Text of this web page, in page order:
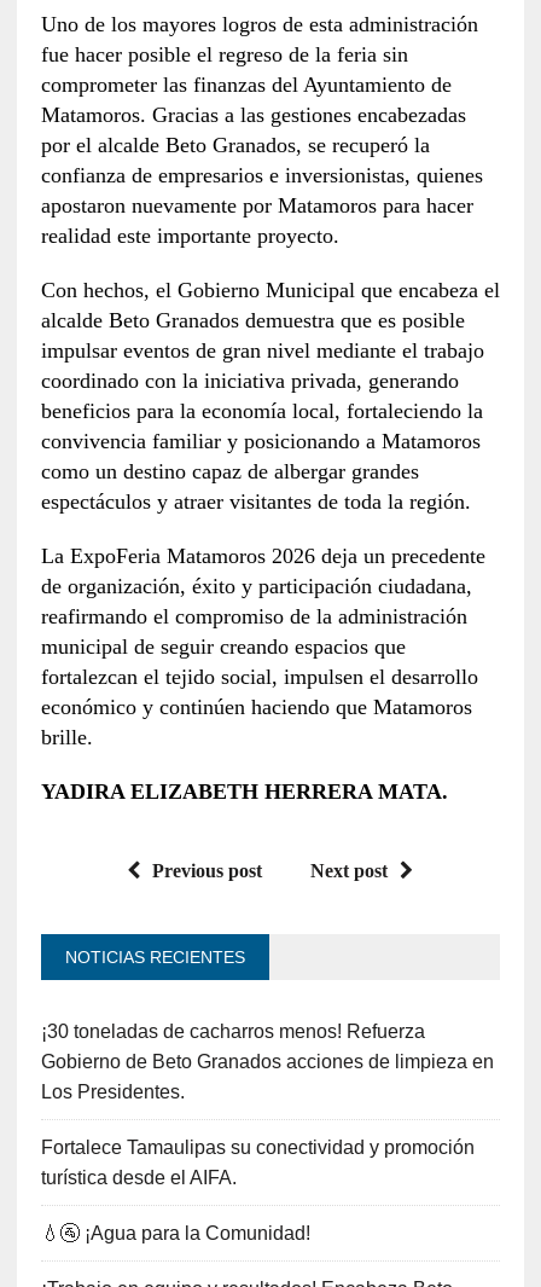
Uno de los mayores logros de esta administración
fue hacer posible el regreso de la feria sin
comprometer las finanzas del Ayuntamiento de
Matamoros. Gracias a las gestiones encabezadas
por el alcalde Beto Granados, se recuperó la
confianza de empresarios e inversionistas, quienes
apostaron nuevamente por Matamoros para hacer
realidad este importante proyecto.
Con hechos, el Gobierno Municipal que encabeza el
alcalde Beto Granados demuestra que es posible
impulsar eventos de gran nivel mediante el trabajo
coordinado con la iniciativa privada, generando
beneficios para la economía local, fortaleciendo la
convivencia familiar y posicionando a Matamoros
como un destino capaz de albergar grandes
espectáculos y atraer visitantes de toda la región.
La ExpoFeria Matamoros 2026 deja un precedente
de organización, éxito y participación ciudadana,
reafirmando el compromiso de la administración
municipal de seguir creando espacios que
fortalezcan el tejido social, impulsen el desarrollo
económico y continúen haciendo que Matamoros
brille.
YADIRA ELIZABETH HERRERA MATA.
Previous post Next post
NOTICIAS RECIENTES
¡30 toneladas de cacharros menos! Refuerza
Gobierno de Beto Granados acciones de limpieza en
Los Presidentes.
Fortalece Tamaulipas su conectividad y promoción
turística desde el AIFA.
💧🚰 ¡Agua para la Comunidad!